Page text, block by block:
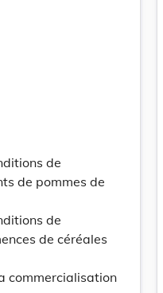
de
de pommes de
de
de céréales
commercialisation